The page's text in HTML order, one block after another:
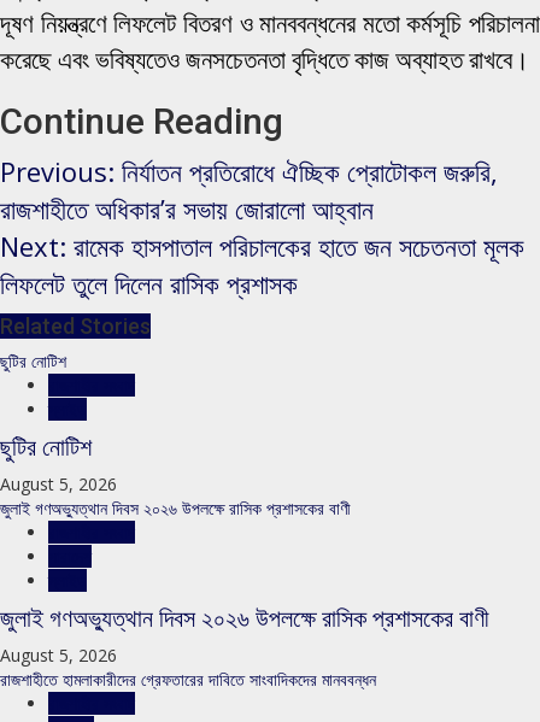
দূষণ নিয়ন্ত্রণে লিফলেট বিতরণ ও মানববন্ধনের মতো কর্মসূচি পরিচালনা
করেছে এবং ভবিষ্যতেও জনসচেতনতা বৃদ্ধিতে কাজ অব্যাহত রাখবে।
Continue Reading
Previous: নির্যাতন প্রতিরোধে ঐচ্ছিক প্রোটোকল জরুরি,
রাজশাহীতে অধিকার’র সভায় জোরালো আহ্বান
Next: রামেক হাসপাতাল পরিচালকের হাতে জন সচেতনতা মূলক
লিফলেট তুলে দিলেন রাসিক প্রশাসক
Related Stories
ছুটির নোটিশ
ছুটির নোটিশ
August 5, 2026
জুলাই গণঅভ্যুত্থান দিবস ২০২৬ উপলক্ষে রাসিক প্রশাসকের বাণী
জুলাই গণঅভ্যুত্থান দিবস ২০২৬ উপলক্ষে রাসিক প্রশাসকের বাণী
August 5, 2026
রাজশাহীতে হামলাকারীদের গ্রেফতারের দাবিতে সাংবাদিকদের মানববন্ধন